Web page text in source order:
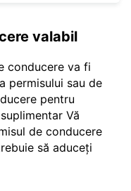
valabil
conducere va fi
permisului sau de
pentru
Vă
de conducere
să aduceți